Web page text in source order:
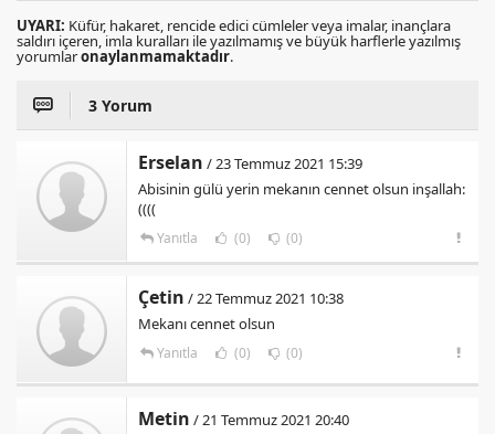
UYARI: Küfür, hakaret, rencide edici cümleler veya imalar, inançlara
saldırı içeren, imla kuralları ile yazılmamış ve büyük harflerle yazılmış
yorumlaronaylanmamaktadır.
3 Yorum
Erselan / 23 Temmuz 2021 15:39
Abisinin gülü yerin mekanın cennet olsun inşallah:
((((
Yanıtla (0) (0)
Çetin / 22 Temmuz 2021 10:38
Mekanı cennet olsun
Yanıtla (0) (0)
Metin / 21 Temmuz 2021 20:40